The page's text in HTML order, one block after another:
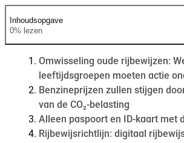
Inhoudsopgave
0% lezen
Omwisseling oude rijbewijzen:
leeftijdsgroepen moeten actie
Benzineprijzen zullen stijgen
van de CO₂-belasting
Alleen paspoort en ID-kaart met
Rijbewijsrichtlijn: digitaal